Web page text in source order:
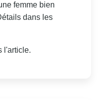
femme bien
dans les
l'article.